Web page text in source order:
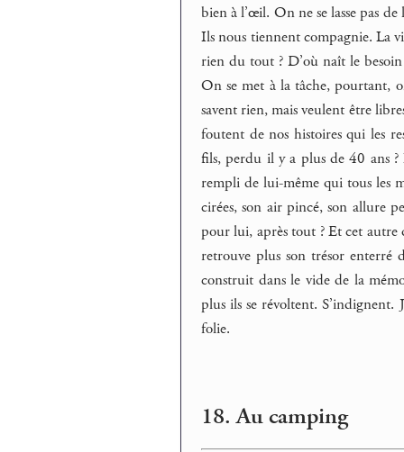
bien à l’œil. On ne se lasse pas de
Ils nous tiennent compagnie. La
rien du tout ? D’où naît le
On se met à la tâche, pourtant,
savent rien, mais veulent être
foutent de nos histoires qui les
fils, perdu il y a plus de 40 ans ?
rempli de lui-même qui tous les
cirées, son air pincé, son allure
pour lui, après tout ? Et cet
retrouve plus son trésor enterré
construit dans le vide de la
plus ils se révoltent.
folie.
18. Au camping